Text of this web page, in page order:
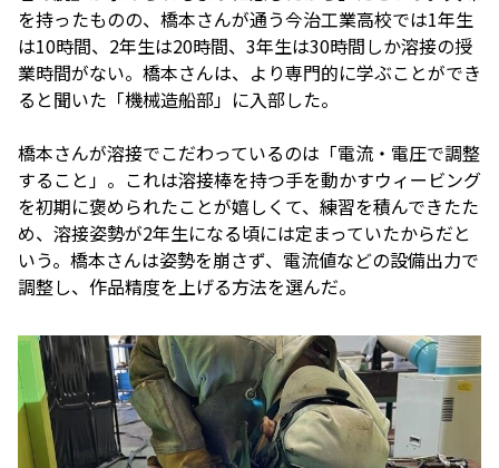
を持ったものの、橋本さんが通う今治工業高校では1年生
は10時間、2年生は20時間、3年生は30時間しか溶接の授
業時間がない。橋本さんは、より専門的に学ぶことができ
ると聞いた「機械造船部」に入部した。
橋本さんが溶接でこだわっているのは「電流・電圧で調整
すること」。これは溶接棒を持つ手を動かすウィービング
を初期に褒められたことが嬉しくて、練習を積んできたた
め、溶接姿勢が2年生になる頃には定まっていたからだと
いう。橋本さんは姿勢を崩さず、電流値などの設備出力で
調整し、作品精度を上げる方法を選んだ。